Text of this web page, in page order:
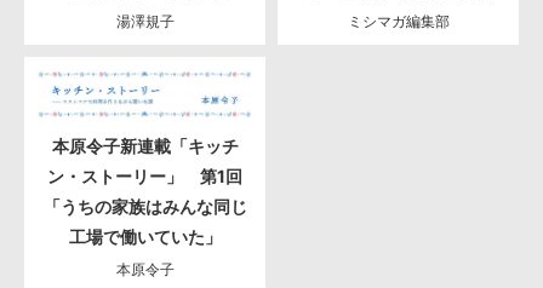
湯澤規子 ミシマガ編集部
本原令子新連載「キッチ
ン・ストーリー」 第1回
「うちの家族はみんな同じ
工場で働いていた」
本原令子